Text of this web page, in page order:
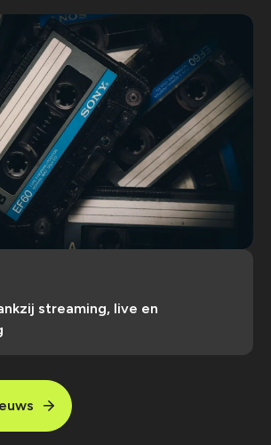
streaming, live en